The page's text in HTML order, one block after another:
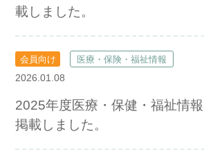
載しました。
会員向け 医療・保険・福祉情報
2026.01.08
2025年度医療・保健・福祉情
掲載しました。